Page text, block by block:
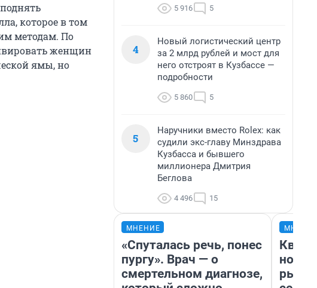
которое в том
методам. По
женщин
ямы, но
5 916 5
4
Новый логистический центр
за 2 млрд рублей и мост для
него отстроят в Кузбассе —
подробности
5 860 5
5
Наручники вместо Rolex: как
судили экс-главу Минздрава
Кузбасса и бывшего
миллионера Дмитрия
Беглова
4 496 15
МНЕНИЕ
«Спуталась речь, понес
пургу». Врач — о
смертельном диагнозе,
но